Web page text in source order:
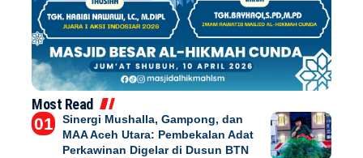
Most Read
Sinergi Mushalla, Gampong, dan
MAA Aceh Utara: Pembekalan Adat
Perkawinan Digelar di Dusun BTN